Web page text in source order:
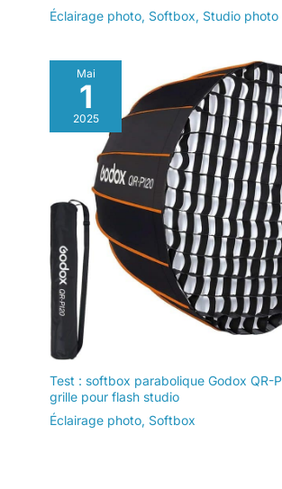
Éclairage photo, Softbox, Studio photo
Mai
1
2025
Test : softbox parabolique Godox QR-
grille pour flash studio
Éclairage photo, Softbox